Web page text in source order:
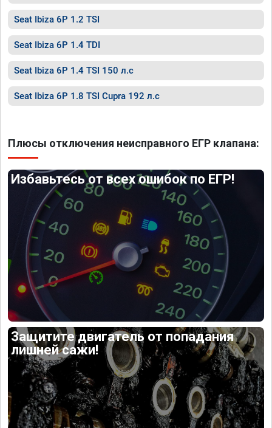
Seat Ibiza 6P 1.2 TSI
Seat Ibiza 6P 1.4 TDI
Seat Ibiza 6P 1.4 TSI 150 л.с
Seat Ibiza 6P 1.8 TSI Cupra 192 л.с
Плюсы отключения неисправного ЕГР клапана:
Избавьтесь от всех ошибок по ЕГР!
Защитите двигатель от попадания
лишней сажи!